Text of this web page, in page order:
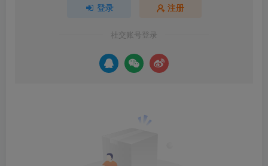
登录 注册
社交账号登录